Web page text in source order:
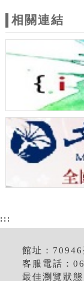
相關連結
:::
館址：
客服電話：
最佳瀏覽狀